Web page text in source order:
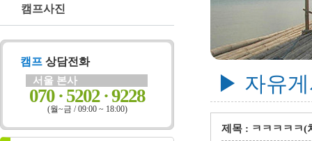
캠프사진
캠프 상담전화
서울 본사
070 · 5202 · 9228
(월~금 / 09:00 ~ 18:00)
▶ 자유
제목 : ㅋㅋㅋㅋㅋ(